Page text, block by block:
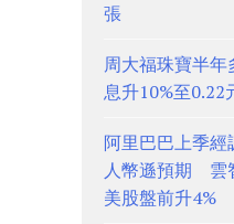
張
周大福珠寶半
息升10%至
阿里巴巴上季
人幣遜預期 雲
美股盤前升4%